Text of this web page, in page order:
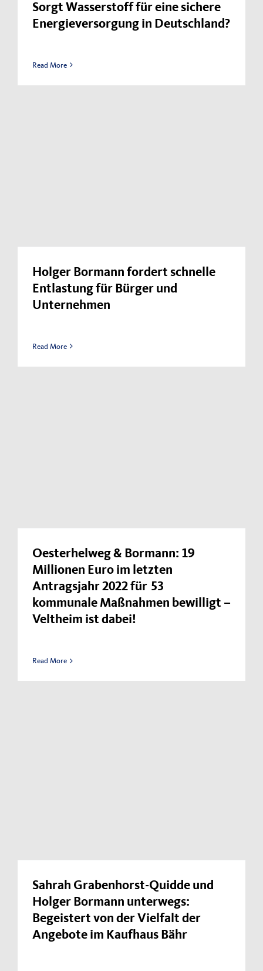
Sorgt Wasserstoff für eine sichere
Energieversorgung in Deutschland?
Read More
Holger Bormann fordert schnelle
Entlastung für Bürger und
Unternehmen
Read More
Oesterhelweg & Bormann: 19
Millionen Euro im letzten
Antragsjahr 2022 für 53
kommunale Maßnahmen bewilligt –
Veltheim ist dabei!
Read More
Sahrah Grabenhorst-Quidde und
Holger Bormann unterwegs:
Begeistert von der Vielfalt der
Angebote im Kaufhaus Bähr